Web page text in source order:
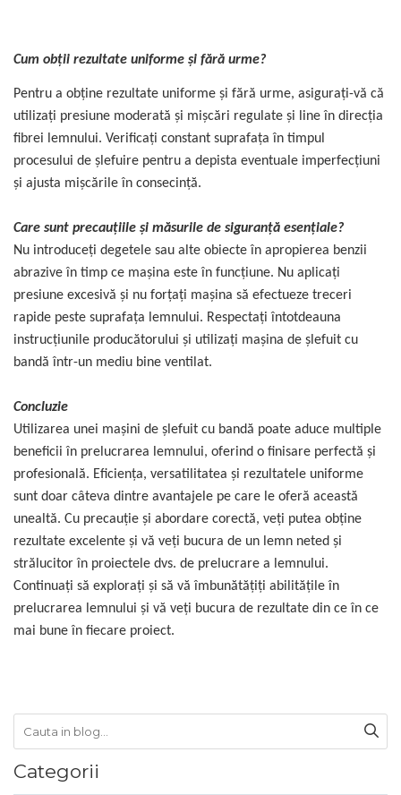
Cum obții rezultate uniforme și fără urme?
Pentru a obține rezultate uniforme și fără urme, asigurați-vă că
utilizați presiune moderată și mișcări regulate și line în direcția
fibrei lemnului. Verificați constant suprafața în timpul
procesului de șlefuire pentru a depista eventuale imperfecțiuni
și ajusta mișcările în consecință.
Care sunt precauțiile și măsurile de siguranță esențiale?
Nu introduceți degetele sau alte obiecte în apropierea benzii
abrazive în timp ce mașina este în funcțiune. Nu aplicați
presiune excesivă și nu forțați mașina să efectueze treceri
rapide peste suprafața lemnului. Respectați întotdeauna
instrucțiunile producătorului și utilizați mașina de șlefuit cu
bandă într-un mediu bine ventilat.
Concluzie
Utilizarea unei mașini de șlefuit cu bandă poate aduce multiple
beneficii în prelucrarea lemnului, oferind o finisare perfectă și
profesională. Eficiența, versatilitatea și rezultatele uniforme
sunt doar câteva dintre avantajele pe care le oferă această
unealtă. Cu precauție și abordare corectă, veți putea obține
rezultate excelente și vă veți bucura de un lemn neted și
strălucitor în proiectele dvs. de prelucrare a lemnului.
Continuați să explorați și să vă îmbunătățiți abilitățile în
prelucrarea lemnului și vă veți bucura de rezultate din ce în ce
mai bune în fiecare proiect.
Categorii